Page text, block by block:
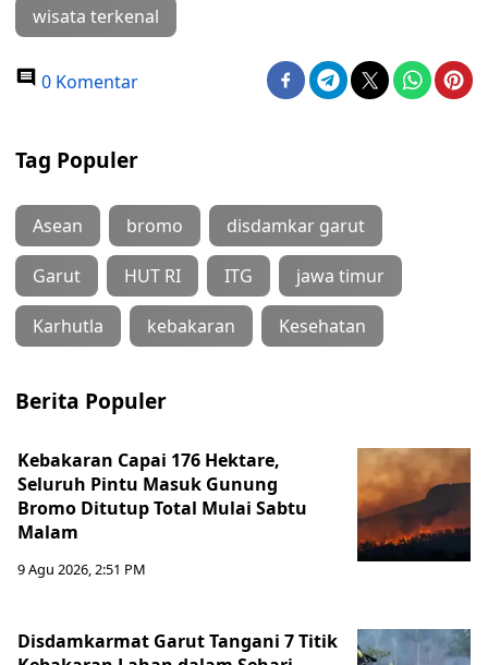
wisata terkenal
0 Komentar
Tag Populer
Asean bromo disdamkar garut
Garut HUT RI ITG jawa timur
Karhutla kebakaran Kesehatan
Berita Populer
Kebakaran Capai 176 Hektare,
Seluruh Pintu Masuk Gunung
Bromo Ditutup Total Mulai Sabtu
Malam
9 Agu 2026, 2:51 PM
Disdamkarmat Garut Tangani 7 Titik